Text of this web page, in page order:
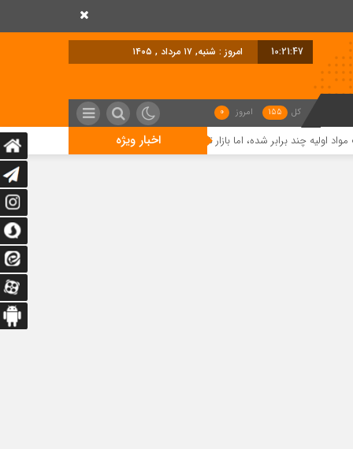
10:21:49 امروز : شنبه, ۱۷ مرداد , ۱۴۰۵
کل 155 امروز 0
اخبار ویژه
بازار توان خرید ندارد/ تسهیل تخصیص ارز؛ مطالبه تولیدکنندگان برای حفظ اشتغال